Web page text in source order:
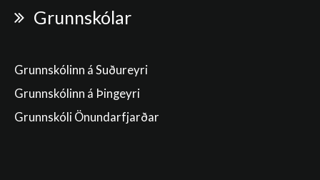
Grunnskólar
Grunnskólinn á Suðureyri
Grunnskólinn á Þingeyri
Grunnskóli Önundarfjarðar